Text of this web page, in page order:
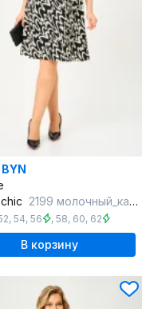
2199 молочный_каприз
, 54, 56 , 58, 60, 62
В корзину